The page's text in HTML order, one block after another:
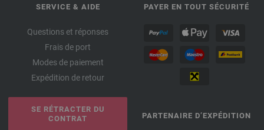
SERVICE & AIDE
Questions et réponses
Frais de port
Modes de paiement
Expédition de retour
SE RÉTRACTER DU
CONTRAT
PAYER EN TOUT SÉCURITÉ
PARTENAIRE D’EXPÉDITION